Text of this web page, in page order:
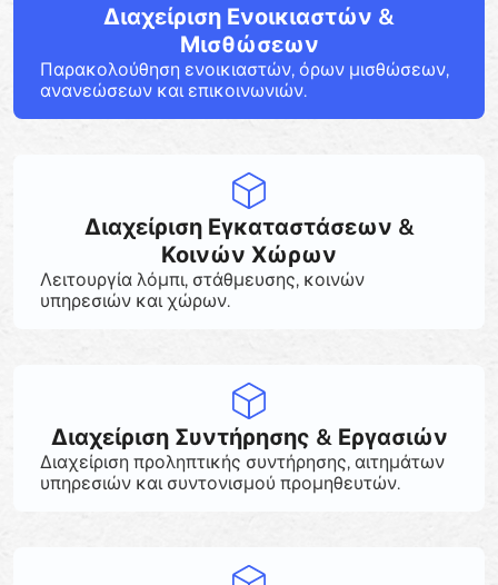
Διαχείριση Ενοικιαστών &
Μισθώσεων
Παρακολούθηση ενοικιαστών, όρων μισθώσεων,
ανανεώσεων και επικοινωνιών.
Διαχείριση Εγκαταστάσεων &
Κοινών Χώρων
Λειτουργία λόμπι, στάθμευσης, κοινών
υπηρεσιών και χώρων.
Διαχείριση Συντήρησης & Εργασιών
Διαχείριση προληπτικής συντήρησης, αιτημάτων
υπηρεσιών και συντονισμού προμηθευτών.